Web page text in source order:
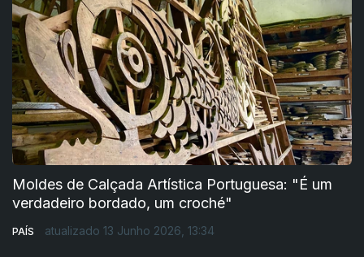
Moldes de Calçada Artística Portuguesa: "É um
verdadeiro bordado, um croché"
PAÍS atualizado 13 Junho 2026, 13:34